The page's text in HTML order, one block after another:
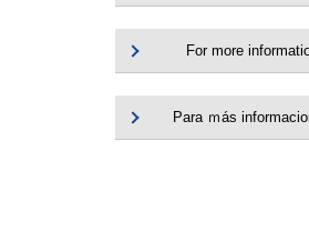
For more
Para ｍás